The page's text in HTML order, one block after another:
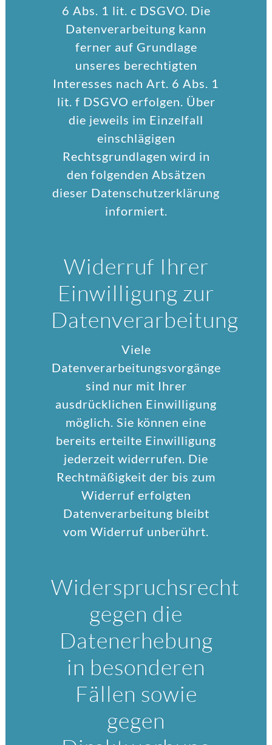
6 Abs. 1 lit. c DSGVO. Die
Datenverarbeitung kann
ferner auf Grundlage
unseres berechtigten
Interesses nach Art. 6 Abs. 1
lit. f DSGVO erfolgen. Über
die jeweils im Einzelfall
einschlägigen
Rechtsgrundlagen wird in
den folgenden Absätzen
dieser Datenschutzerklärung
informiert.
Widerruf Ihrer
Einwilligung zur
Datenverarbeitung
Viele
Datenverarbeitungsvorgänge
sind nur mit Ihrer
ausdrücklichen Einwilligung
möglich. Sie können eine
bereits erteilte Einwilligung
jederzeit widerrufen. Die
Rechtmäßigkeit der bis zum
Widerruf erfolgten
Datenverarbeitung bleibt
vom Widerruf unberührt.
Widerspruchsrecht
gegen die
Datenerhebung
in besonderen
Fällen sowie
gegen